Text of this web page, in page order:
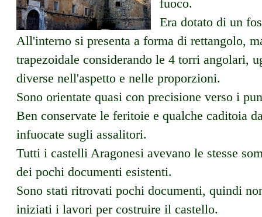
fuoco.
Era dotato di un
All'interno si presenta a forma di rettangolo,
trapezoidale considerando le 4 torri angolari,
diverse nell'aspetto e nelle proporzioni.
Sono orientate quasi con precisione verso i
Ben conservate le feritoie e qualche caditoia
infuocate sugli assalitori.
Tutti i castelli Aragonesi avevano le stesse
dei pochi documenti esistenti.
Sono stati ritrovati pochi documenti, quindi
iniziati i lavori per costruire il castello.